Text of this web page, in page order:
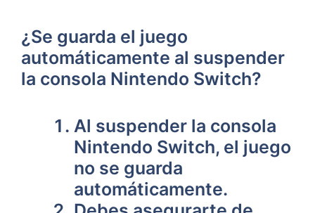
¿Se guarda el juego
⁣automáticamente⁢ al suspender
la consola Nintendo ‌Switch?
Al suspender‌ la consola
Nintendo Switch, el juego
no ⁤se‍ guarda
automáticamente.